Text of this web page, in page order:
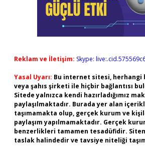
Reklam ve İletişim: Skype:
Yasal Uyarı: Bu internet sitesi, herhangi
veya şahıs şirketi ile hiçbir bağlantısı
Sitede yalnızca kendi hazırladığımız
paylaşılmaktadır. Burada yer alan
taşımamakta olup, gerçek kurum ve
paylaşım yapılmamaktadır. Gerçek
benzerlikleri tamamen tesadüfidir.
taslak halindedir ve tavsiye niteliği